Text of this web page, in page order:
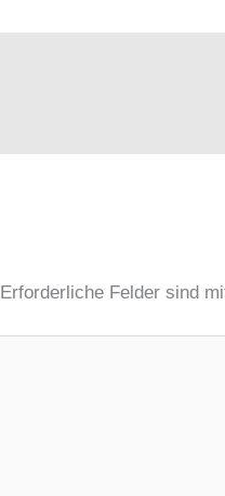
Erforderliche Felder sind